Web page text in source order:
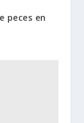
peces en